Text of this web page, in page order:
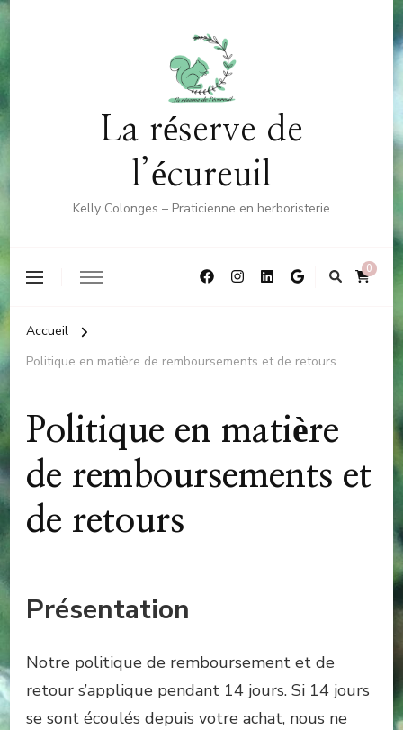
La réserve de
l’écureuil
Kelly Colonges – Praticienne en herboristerie
0
Accueil
Politique en matière de remboursements et de retours
Politique en matière
de remboursements et
de retours
Présentation
Notre politique de remboursement et de
retour s’applique pendant 14 jours. Si 14 jours
se sont écoulés depuis votre achat, nous ne